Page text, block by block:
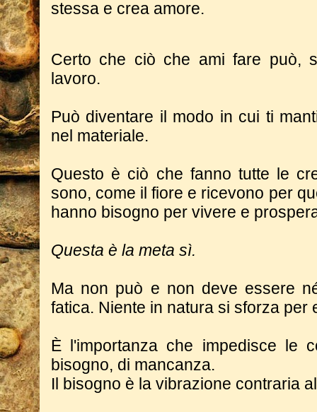
stessa e crea amore.
Certo che ciò che ami fare può,
lavoro.
Può diventare il modo in cui ti
nel materiale.
Questo è ciò che fanno tutte le
sono, come il fiore e ricevono per
hanno bisogno per vivere e
Questa è la meta sì.
Ma non può e non deve essere
fatica. Niente in natura si sforza per
È l'importanza che impedisce le
bisogno, di mancanza.
Il bisogno è la vibrazione contraria